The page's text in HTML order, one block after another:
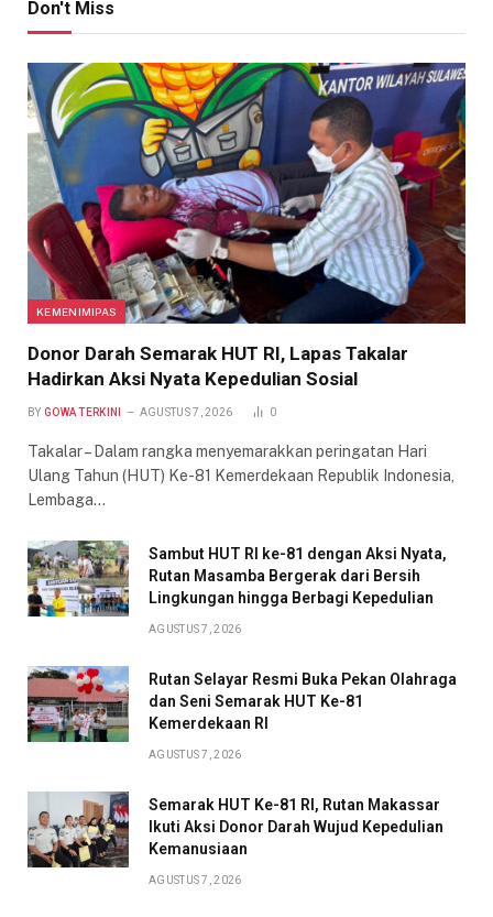
Don't Miss
KEMENIMIPAS
Donor Darah Semarak HUT RI, Lapas Takalar
Hadirkan Aksi Nyata Kepedulian Sosial
BY GOWA TERKINI AGUSTUS 7, 2026 0
Takalar – Dalam rangka menyemarakkan peringatan Hari
Ulang Tahun (HUT) Ke-81 Kemerdekaan Republik Indonesia,
Lembaga…
Sambut HUT RI ke-81 dengan Aksi Nyata,
Rutan Masamba Bergerak dari Bersih
Lingkungan hingga Berbagi Kepedulian
AGUSTUS 7, 2026
Rutan Selayar Resmi Buka Pekan Olahraga
dan Seni Semarak HUT Ke-81
Kemerdekaan RI
AGUSTUS 7, 2026
Semarak HUT Ke-81 RI, Rutan Makassar
Ikuti Aksi Donor Darah Wujud Kepedulian
Kemanusiaan
AGUSTUS 7, 2026